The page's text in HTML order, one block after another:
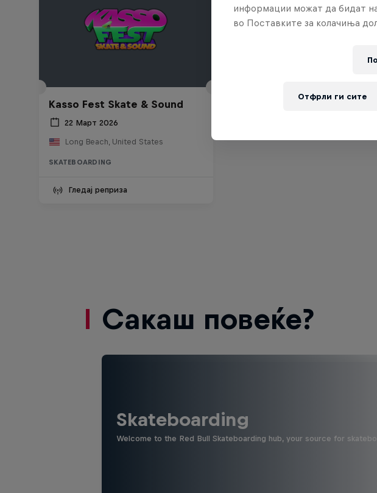
Kasso Fest Skate & Sound
22 Март 2026
Long Beach, United States
SKATEBOARDING
Гледај реприза
Сакаш повеќе?
Skateboarding
Welcome to the Red Bull Skateboarding hub, your source for
информации можат да бидат
во Поставките за колачиња
Отфрли ги сите